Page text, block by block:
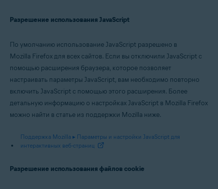
Разрешение использования JavaScript
По умолчанию использование JavaScript разрешено в
Mozilla Firefox для всех сайтов. Если вы отключили JavaScript с
помощью расширения браузера, которое позволяет
настраивать параметры JavaScript, вам необходимо повторно
включить JavaScript с помощью этого расширения. Более
детальную информацию о настройках JavaScript в Mozilla Firefox
можно найти в статье из поддержки Mozilla ниже.
Поддержка Mozilla ▸ Параметры и настройки JavaScript для
интерактивных веб-страниц
Разрешение использования файлов cookie